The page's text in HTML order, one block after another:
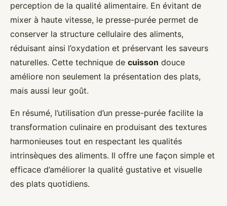
perception de la qualité alimentaire. En évitant de
mixer à haute vitesse, le presse-purée permet de
conserver la structure cellulaire des aliments,
réduisant ainsi l’oxydation et préservant les saveurs
naturelles. Cette technique de cuisson douce
améliore non seulement la présentation des plats,
mais aussi leur goût.
En résumé, l’utilisation d’un presse-purée facilite la
transformation culinaire en produisant des textures
harmonieuses tout en respectant les qualités
intrinsèques des aliments. Il offre une façon simple et
efficace d’améliorer la qualité gustative et visuelle
des plats quotidiens.